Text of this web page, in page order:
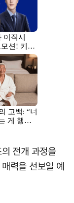
전개 과정을
력을 선보일 예